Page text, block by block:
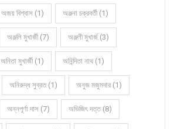
অজয় বিশ্বাস (1) অঞ্জনা চক্রবর্তী (1)
অঞ্জলি মুখার্জী (7) অঞ্জলী মুখার্জ (3)
অনিতা মুখার্জী (1) অনিন্দিতা নাথ (1)
অনিরুদ্ধ সুব্রত (1) অনুজ মজুমদার (1)
অন্নপূর্ণা দাস (7) অভিজিৎ দত্ত (8)